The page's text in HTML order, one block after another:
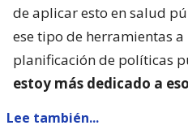
de aplicar esto en salud
ese tipo de herramientas
planificación de políticas
estoy más dedicado a eso
Lee también...